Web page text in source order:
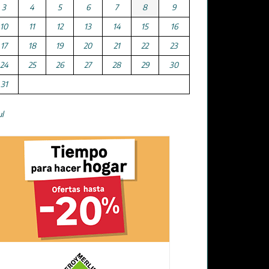
3 4 5 6 7 8
9
10
11 12 13 14 15
16
17
18 19 20 21 22
23
24
25 26 27 28 29
30
31